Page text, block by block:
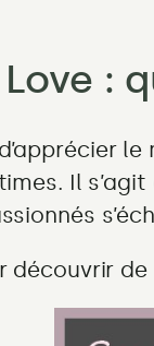
:
Il
découvrir